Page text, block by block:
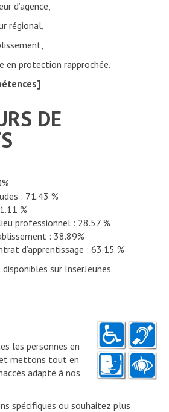
d’agence,
régional,
en protection rapprochée.
DE
: 71.43 %
%
professionnel : 28.57 %
: 38.89%
d’apprentissage : 63.15 %
sur InserJeunes.
les personnes en
mettons tout en
adapté à nos
spécifiques ou souhaitez plus